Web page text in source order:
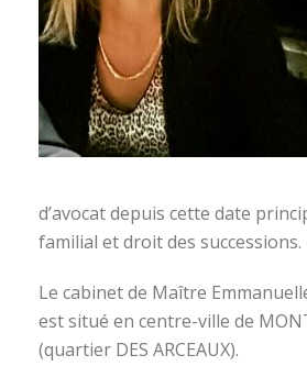
d’avocat depuis cette date
familial et droit des successions.
Le cabinet de Maître
est situé en centre-ville de
(quartier DES ARCEAUX).